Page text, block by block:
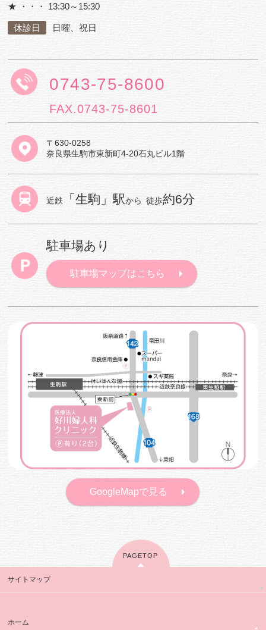
★ ・・・ 13:30～15:30
休診日 日曜、祝日
0743-75-8600
FAX.0743-75-8601
〒630-0258
奈良県生駒市東新町4-20石丸ビル1階
近鉄 「生駒」駅から徒歩約6分
駐車場あり
駐車場マップはこちら
GoogleMapで見る
PAGETOP
サイトマップ
ホーム